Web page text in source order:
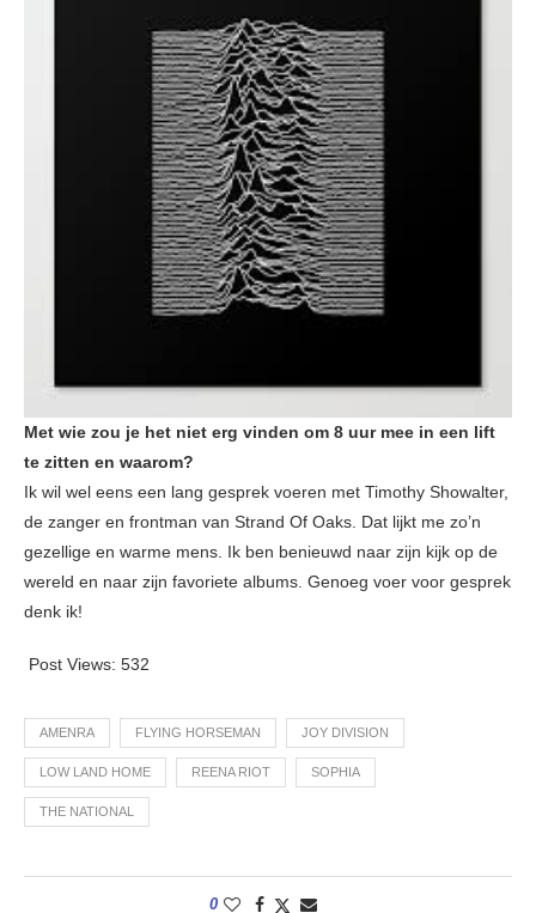
Met wie zou je het niet erg vinden om 8 uur mee in een lift
te zitten en waarom?
Ik wil wel eens een lang gesprek voeren met Timothy Showalter,
de zanger en frontman van Strand Of Oaks. Dat lijkt me zo’n
gezellige en warme mens. Ik ben benieuwd naar zijn kijk op de
wereld en naar zijn favoriete albums. Genoeg voer voor gesprek
denk ik!
Post Views: 532
AMENRA FLYING HORSEMAN JOY DIVISION
LOW LAND HOME REENA RIOT SOPHIA
THE NATIONAL
0